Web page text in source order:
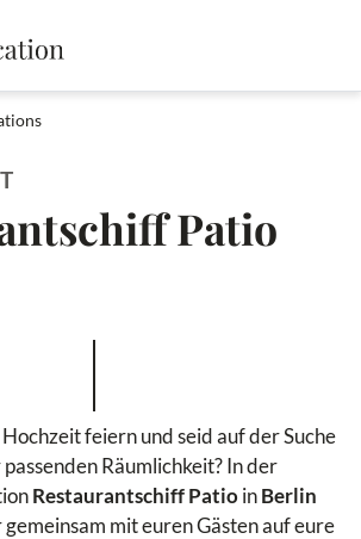
Patio
feiern und seid auf der Suche
Räumlichkeit? In der
Restaurantschiff PatioinBerlin
gemeinsam mit euren Gästen auf eure